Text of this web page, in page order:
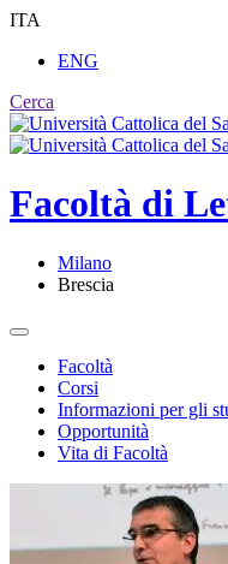
ITA
ENG
Cerca
Facoltà di
Milano
Brescia
Facoltà
Corsi
Informazioni per gli
Opportunità
Vita di Facoltà